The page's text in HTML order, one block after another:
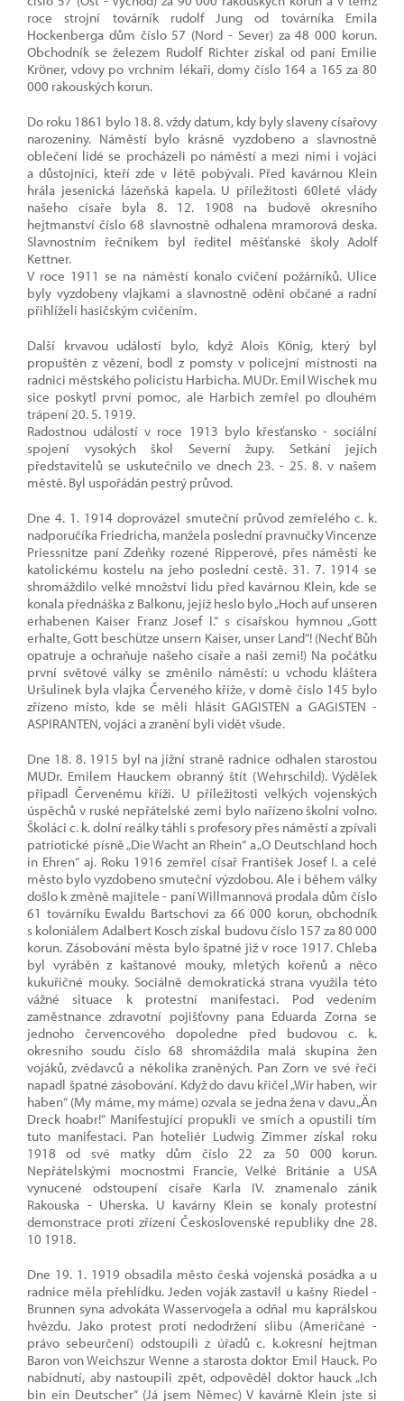
roce strojní továrník rudolf Jung od továrníka Emila
Hockenberga dům číslo 57 (Nord - Sever) za 48 000 korun.
Obchodník se železem Rudolf Richter získal od paní Emilie
Kröner, vdovy po vrchním lékaři, domy číslo 164 a 165 za 80
000 rakouských korun.
Do roku 1861 bylo 18. 8. vždy datum, kdy byly slaveny císařovy
narozeniny. Náměstí bylo krásně vyzdobeno a slavnostně
oblečení lidé se procházeli po náměstí a mezi nimi i vojáci
a důstojníci, kteří zde v létě pobývali. Před kavárnou Klein
hrála jesenická lázeňská kapela. U příležitosti 60leté vlády
našeho císaře byla 8. 12. 1908 na budově okresního
hejtmanství číslo 68 slavnostně odhalena mramorová deska.
Slavnostním řečníkem byl ředitel měšťanské školy Adolf
Kettner.
V roce 1911 se na náměstí konalo cvičení požárníků. Ulice
byly vyzdobeny vlajkami a slavnostně oděni občané a radní
přihlíželi hasičským cvičením.
Další krvavou událostí bylo, když Alois König, který byl
propuštěn z vězení, bodl z pomsty v policejní místnosti na
radnici městského policistu Harbicha. MUDr. Emil Wischek mu
sice poskytl první pomoc, ale Harbich zemřel po dlouhém
trápení 20. 5. 1919.
Radostnou událostí v roce 1913 bylo křesťansko - sociální
spojení vysokých škol Severní župy. Setkání jejích
představitelů se uskutečnilo ve dnech 23. - 25. 8. v našem
městě. Byl uspořádán pestrý průvod.
Dne 4. 1. 1914 doprovázel smuteční průvod zemřelého c. k.
nadporučíka Friedricha, manžela poslední pravnučky Vincenze
Priessnitze paní Zdeňky rozené Ripperové, přes náměstí ke
katolickému kostelu na jeho poslední cestě. 31. 7. 1914 se
shromáždilo velké množství lidu před kavárnou Klein, kde se
konala přednáška z Balkonu, jejíž heslo bylo „Hoch auf unseren
erhabenen Kaiser Franz Josef I.“ s císařskou hymnou „Gott
erhalte, Gott beschütze unsern Kaiser, unser Land“! (Nechť Bůh
opatruje a ochraňuje našeho císaře a naši zemi!) Na počátku
první světové války se změnilo náměstí: u vchodu kláštera
Uršulinek byla vlajka Červeného kříže, v domě číslo 145 bylo
zřízeno místo, kde se měli hlásit GAGISTEN a GAGISTEN -
ASPIRANTEN, vojáci a zranění byli vidět všude.
Dne 18. 8. 1915 byl na jižní straně radnice odhalen starostou
MUDr. Emilem Hauckem obranný štít (Wehrschild). Výdělek
připadl Červenému kříži. U příležitosti velkých vojenských
úspěchů v ruské nepřátelské zemi bylo nařízeno školní volno.
Školáci c. k. dolní reálky táhli s profesory přes náměstí a zpívali
patriotické písně „Die Wacht an Rhein“ a „O Deutschland hoch
in Ehren“ aj. Roku 1916 zemřel císař František Josef I. a celé
město bylo vyzdobeno smuteční výzdobou. Ale i během války
došlo k změně majitele - paní Willmannová prodala dům číslo
61 továrníku Ewaldu Bartschovi za 66 000 korun, obchodník
s koloniálem Adalbert Kosch získal budovu číslo 157 za 80 000
korun. Zásobování města bylo špatné již v roce 1917. Chleba
byl vyráběn z kaštanové mouky, mletých kořenů a něco
kukuřičné mouky. Sociálně demokratická strana využila této
vážné situace k protestní manifestaci. Pod vedením
zaměstnance zdravotní pojišťovny pana Eduarda Zorna se
jednoho červencového dopoledne před budovou c. k.
okresního soudu číslo 68 shromáždila malá skupina žen
vojáků, zvědavců a několika zraněných. Pan Zorn ve své řeči
napadl špatné zásobování. Když do davu křičel „Wir haben, wir
haben“ (My máme, my máme) ozvala se jedna žena v davu „Än
Dreck hoabr!“ Manifestující propukli ve smích a opustili tím
tuto manifestaci. Pan hoteliér Ludwig Zimmer získal roku
1918 od své matky dům číslo 22 za 50 000 korun.
Nepřátelskými mocnostmi Francie, Velké Británie a USA
vynucené odstoupení císaře Karla IV. znamenalo zánik
Rakouska - Uherska. U kavárny Klein se konaly protestní
demonstrace proti zřízení Československé republiky dne 28.
10 1918.
Dne 19. 1. 1919 obsadila město česká vojenská posádka a u
radnice měla přehlídku. Jeden voják zastavil u kašny Riedel -
Brunnen syna advokáta Wasservogela a odňal mu kaprálskou
hvězdu. Jako protest proti nedodržení slibu (Američané -
právo sebeurčení) odstoupili z úřadů c. k.okresní hejtman
Baron von Weichszur Wenne a starosta doktor Emil Hauck. Po
nabídnutí, aby nastoupili zpět, odpověděl doktor hauck „Ich
bin ein Deutscher“ (Já jsem Němec) V kavárně Klein jste si